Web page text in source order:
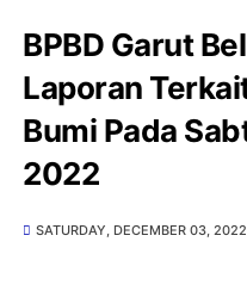
BPBD Garut
Laporan
Bumi Pada
2022
SATURDAY, DECEMBER 03, 2022